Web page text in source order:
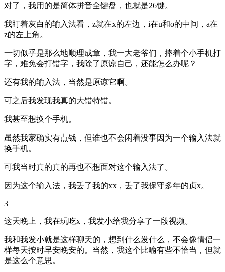
对了，我用的是简体拼音全键盘，也就是26键。
我盯着灰白的输入法看，z就在x的左边，i在u和o的中间，a在
z的左上角。
一切似乎是那么地顺理成章，我一大老爷们，捧着个小手机打
字，难免会打错字，我除了原谅自己，还能怎么办呢？
还有我的输入法，当然是原谅它啊。
可之后我发现我真的大错特错。
我甚至想换个手机。
虽然我家确实有点钱，但谁也不会闲着没事因为一个输入法就
换手机。
可我当时真的真的再也不想面对这个输入法了。
因为这个输入法，我丢了我的xx，丢了我保守多年的贞x。
3
这天晚上，我在玩吃x，我发小给我分享了一段视频。
我和我发小就是这样聊天的，想到什么发什么，不会像情侣一
样每天按时早安晚安的。当然，我这个比喻有些不恰当，但就
是这么个意思。